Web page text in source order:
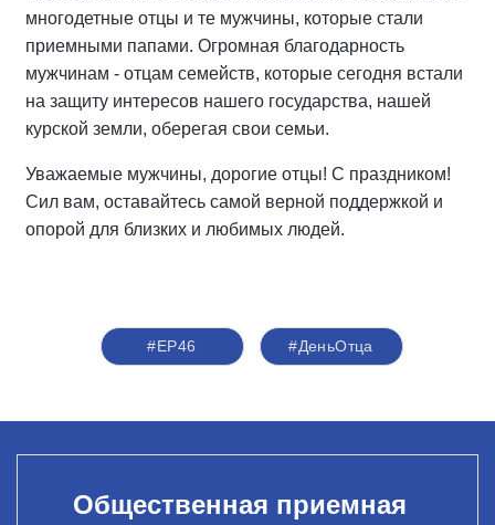
многодетные отцы и те мужчины, которые стали
приемными папами. Огромная благодарность
мужчинам - отцам семейств, которые сегодня встали
на защиту интересов нашего государства, нашей
курской земли, оберегая свои семьи.
Уважаемые мужчины, дорогие отцы! С праздником!
Сил вам, оставайтесь самой верной поддержкой и
опорой для близких и любимых людей.
#ЕР46 #ДеньОтца
Общественная приемная